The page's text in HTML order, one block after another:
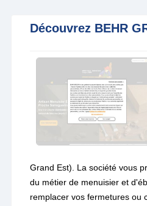
Découvrez BEHR
Grand Est). La société vous
du métier de menuisier et
remplacer vos fermetures ou